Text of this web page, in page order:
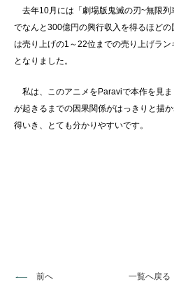
去年10月には「劇場版鬼滅の刃~無限列
でなんと300億円の興行収入を得るほど
は売り上げの1 ～22位までの売り上げラ
となりました。
私は、このアニメを Paraviで本作を見
が起きるまでの因果関係がはっきりと描
得いき、とても分かりやすいです。
前へ 一覧へ戻る